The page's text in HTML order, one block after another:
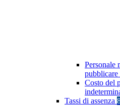
Personale
Costo del
Tassi di assenza